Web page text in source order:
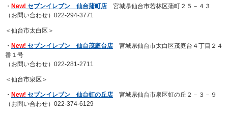
・ New! セブンイレブン 仙台蒲町店 宮城県仙台市若林区蒲町２５－４３
（お問い合わせ）022-294-3771
＜仙台市太白区＞
・ New! セブンイレブン 仙台茂庭台店 宮城県仙台市太白区茂庭台４丁目２４
番１号
（お問い合わせ）022-281-2711
＜仙台市泉区＞
・ New! セブンイレブン 仙台虹の丘店 宮城県仙台市泉区虹の丘２－３－９
（お問い合わせ）022-374-6129